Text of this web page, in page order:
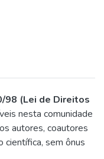
98 (Lei de Direitos
nesta comunidade
autores, coautores
científica, sem ônus